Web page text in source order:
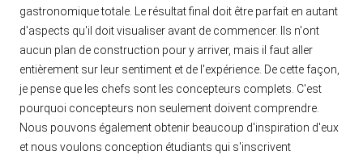
gastronomique totale. Le résultat final doit être parfait en autant
d'aspects qu'il doit visualiser avant de commencer. Ils n'ont
aucun plan de construction pour y arriver, mais il faut aller
entièrement sur leur sentiment et de l'expérience. De cette façon,
je pense que les chefs sont les concepteurs complets. C'est
pourquoi concepteurs non seulement doivent comprendre.
Nous pouvons également obtenir beaucoup d'inspiration d'eux
et nous voulons conception étudiants qui s'inscrivent